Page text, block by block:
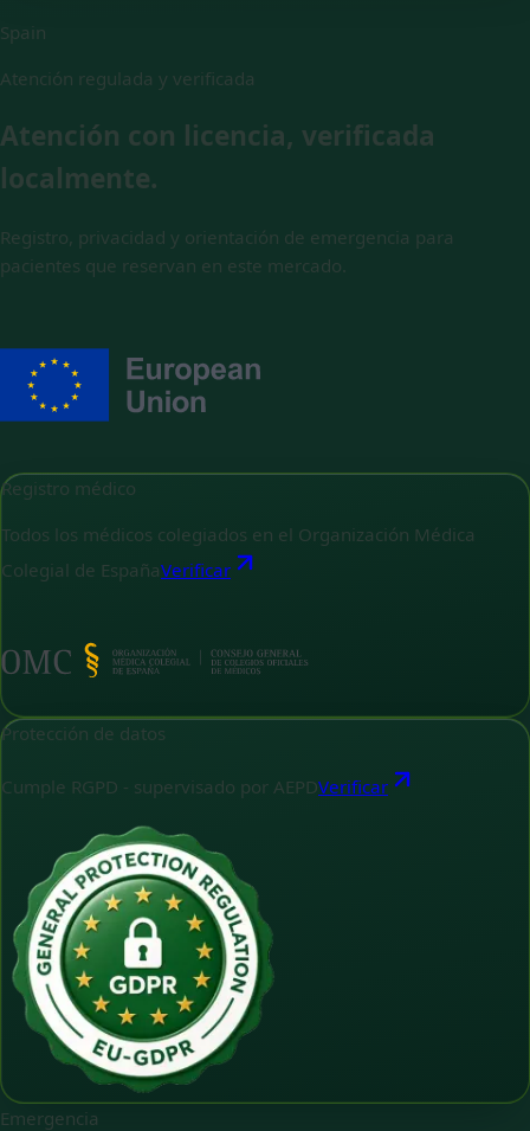
Spain
Atención regulada y verificada
Atención con licencia, verificada
localmente.
Registro, privacidad y orientación de emergencia para
pacientes que reservan en este mercado.
Registro médico
Todos los médicos colegiados en el Organización Médica
Colegial de EspañaVerificar
Protección de datos
Cumple RGPD - supervisado por AEPDVerificar
Emergencia